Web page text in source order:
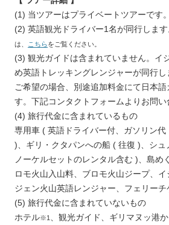
(1) 当ツアーはプライベートツアーです。
(2) 英語観光ドライバー1名が同行します
は、
こちらをご覧ください。
(3) 観光ガイドは含まれていません。イ
め英語トレッキングレンジャーが同行
ご希望の場合、別途追加料金にて日本
す。下記コンタクトフォームよりお問い
(4) 旅行代金に含まれているもの
専用車 ( 英語ドライバー付、ガソリン代
)、ギリ・クタパンへの船 ( 往復 )、シュ
ノーケルセットのレンタル含む )、島め
ロモ火山入山料、ブロモ火山ジープ、
ジェン火山英語レンジャー、フェリー
(5) 旅行代金に含まれていないもの
ホテル※1 、観光ガイド、ギリマヌッ港